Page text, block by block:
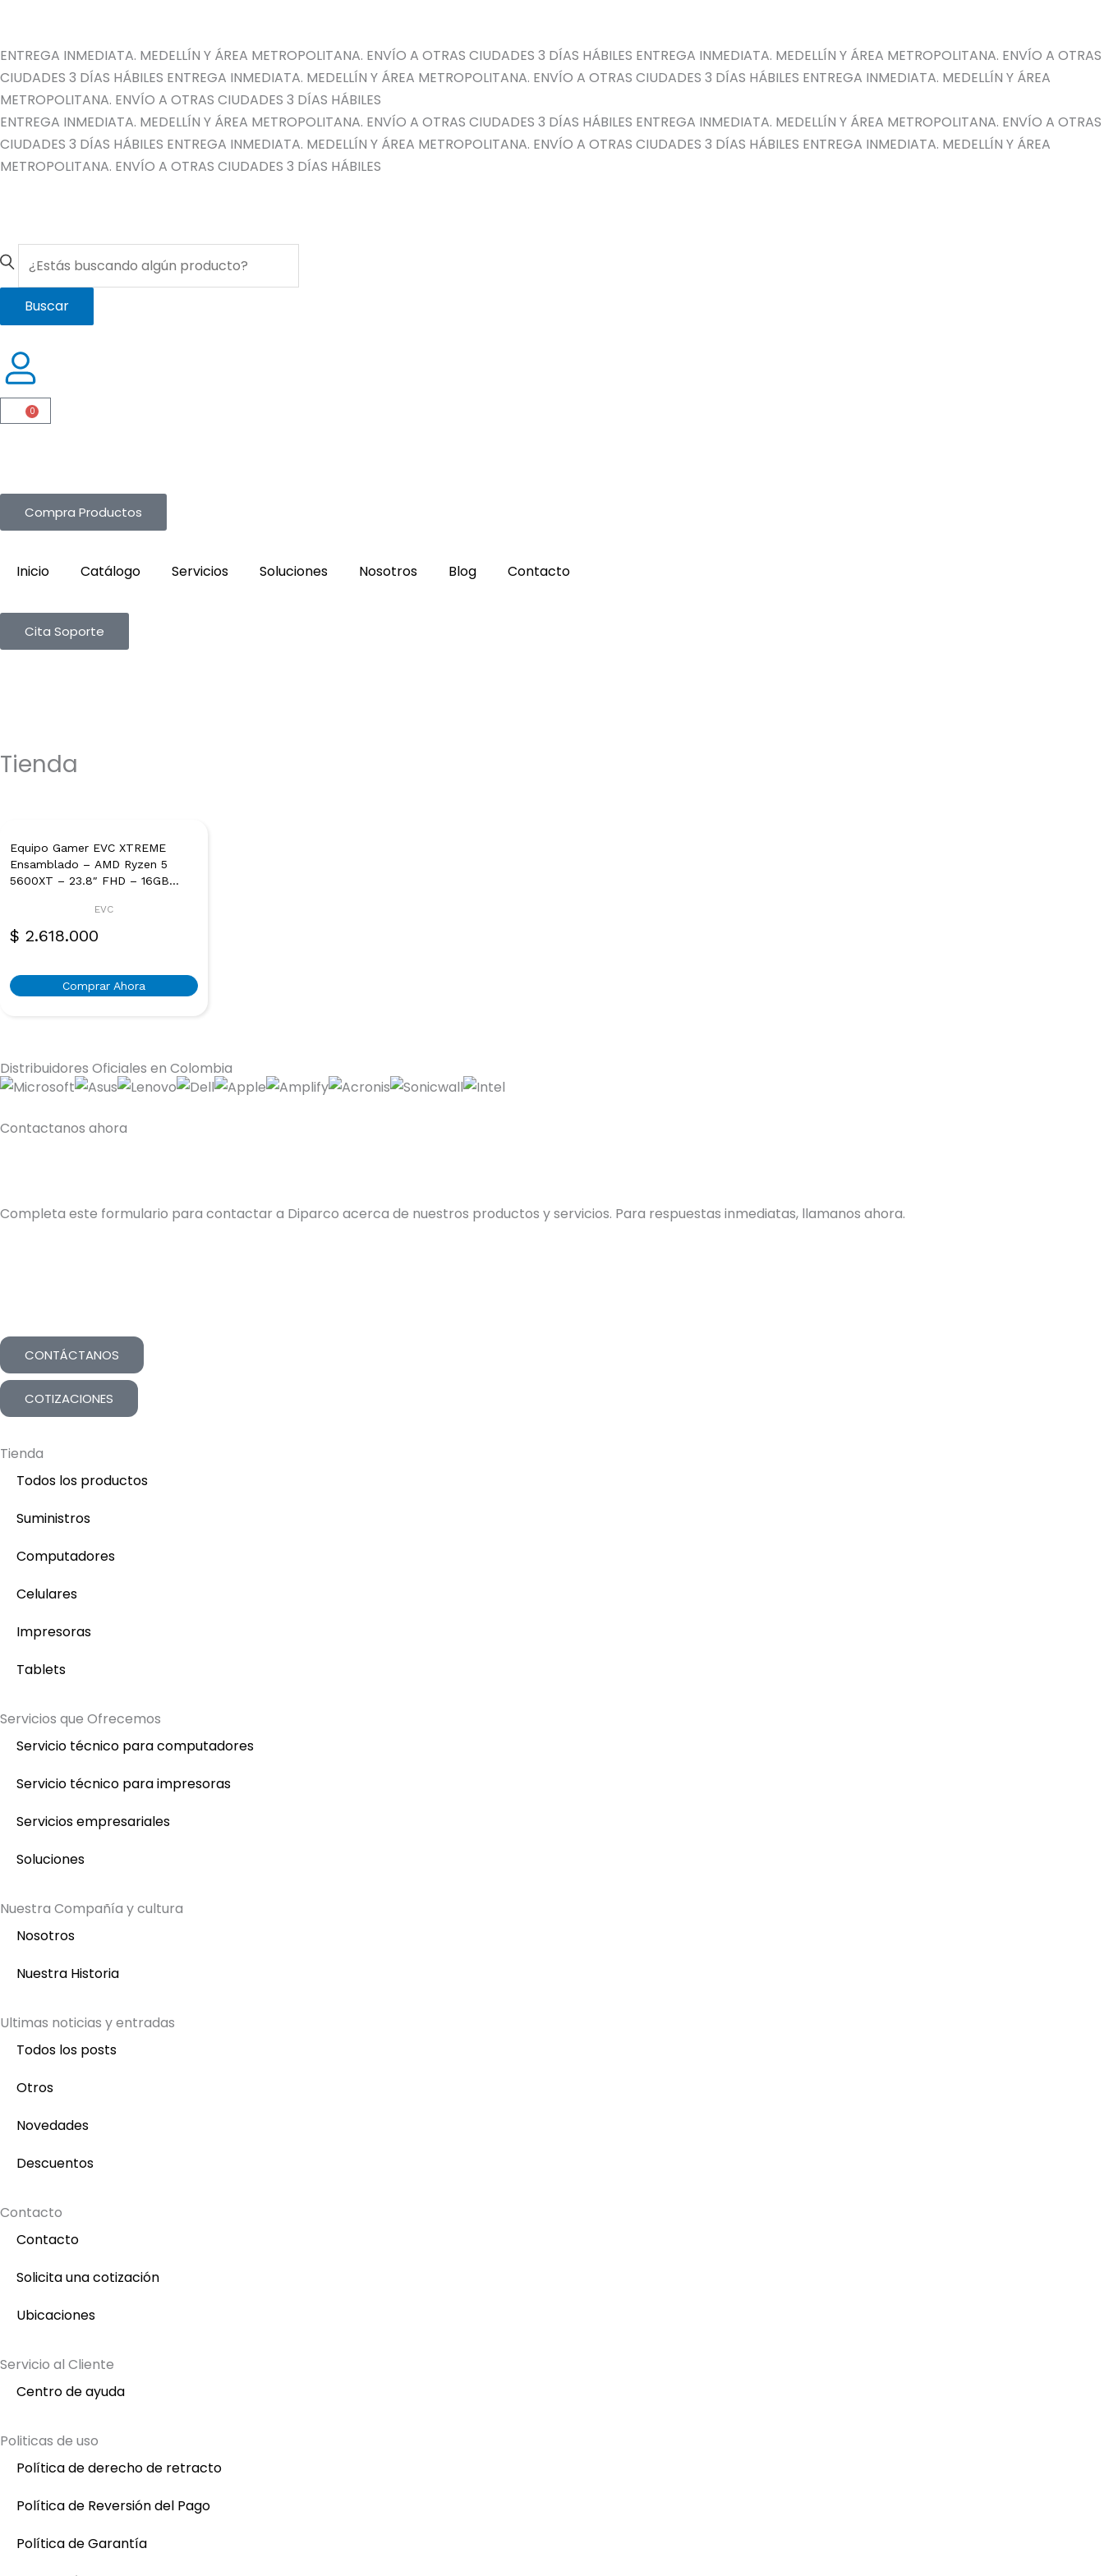
contenido
ENTREGA INMEDIATA. MEDELLÍN Y ÁREA METROPOLITANA. ENVÍO A OTRAS CIUDADES 3 DÍAS HÁBILES ENTREGA INMEDIATA. MEDELLÍN Y ÁREA METROPOLITANA. ENVÍO A OTRAS
CIUDADES 3 DÍAS HÁBILES ENTREGA INMEDIATA. MEDELLÍN Y ÁREA METROPOLITANA. ENVÍO A OTRAS CIUDADES 3 DÍAS HÁBILES ENTREGA INMEDIATA. MEDELLÍN Y ÁREA
METROPOLITANA. ENVÍO A OTRAS CIUDADES 3 DÍAS HÁBILES
ENTREGA INMEDIATA. MEDELLÍN Y ÁREA METROPOLITANA. ENVÍO A OTRAS CIUDADES 3 DÍAS HÁBILES ENTREGA INMEDIATA. MEDELLÍN Y ÁREA METROPOLITANA. ENVÍO A OTRAS
CIUDADES 3 DÍAS HÁBILES ENTREGA INMEDIATA. MEDELLÍN Y ÁREA METROPOLITANA. ENVÍO A OTRAS CIUDADES 3 DÍAS HÁBILES ENTREGA INMEDIATA. MEDELLÍN Y ÁREA
METROPOLITANA. ENVÍO A OTRAS CIUDADES 3 DÍAS HÁBILES
Buscar
0
Cart
Compra Productos
Inicio Catálogo Servicios Soluciones Nosotros Blog Contacto
Cita Soporte
Tienda
Equipo Gamer EVC XTREME
Ensamblado – AMD Ryzen 5
5600XT – 23.8″ FHD – 16GB
EVC
$ 2.618.000
Comprar Ahora
Distribuidores Oficiales en Colombia
Contactanos ahora
Completa este formulario para contactar a Diparco acerca de nuestros productos y servicios. Para respuestas inmediatas, llamanos ahora.
CONTÁCTANOS
COTIZACIONES
Tienda
Todos los productos
Suministros
Computadores
Celulares
Impresoras
Tablets
Servicios que Ofrecemos
Servicio técnico para computadores
Servicio técnico para impresoras
Servicios empresariales
Soluciones
Nuestra Compañía y cultura
Nosotros
Nuestra Historia
Ultimas noticias y entradas
Todos los posts
Otros
Novedades
Descuentos
Contacto
Contacto
Solicita una cotización
Ubicaciones
Servicio al Cliente
Centro de ayuda
Politicas de uso
Política de derecho de retracto
Política de Reversión del Pago
Política de Garantía